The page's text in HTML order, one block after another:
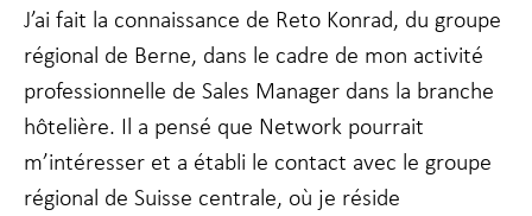
J’ai fait la connaissance de Reto Konrad, du groupe
régional de Berne, dans le cadre de mon activité
professionnelle de Sales Manager dans la branche
hôtelière. Il a pensé que Network pourrait
m’intéresser et a établi le contact avec le groupe
régional de Suisse centrale, où je réside
Experience
site Web
fonctionne
possible lors
de votre visite.
Si vous refusez
ces cookies,